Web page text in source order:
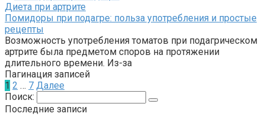
Диета при артрите
Помидоры при подагре: польза употребления и простые
рецепты
Возможность употребления томатов при подагрическом
артрите была предметом споров на протяжении
длительного времени. Из-за
Пагинация записей
1 2 … 7 Далее
Поиск:
Последние записи